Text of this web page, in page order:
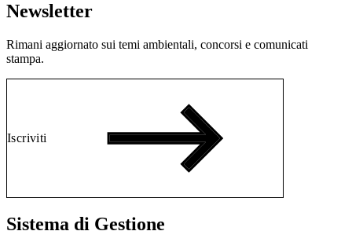
Newsletter
Rimani aggiornato sui temi ambientali, concorsi e comunicati
stampa.
Iscriviti
Sistema di Gestione